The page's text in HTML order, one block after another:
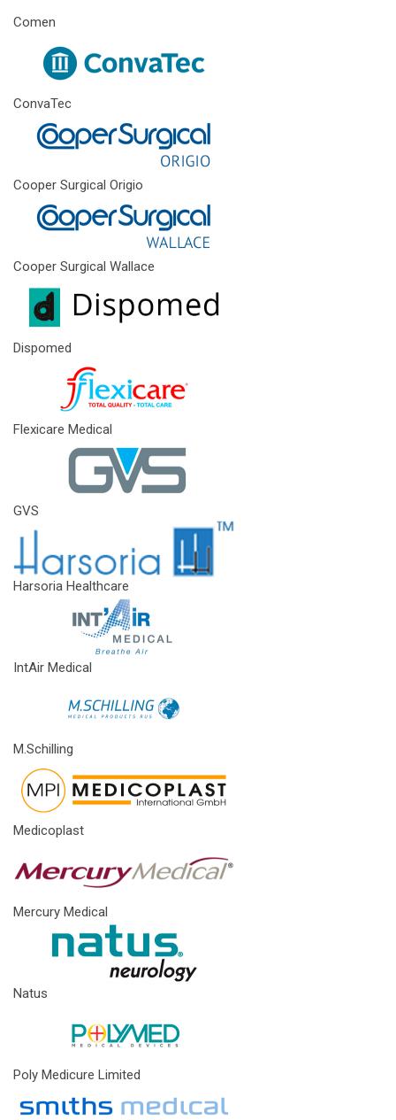
Comen
ConvaTec
Cooper Surgical Origio
Cooper Surgical Wallace
Dispomed
Flexicare Medical
GVS
Harsoria Healthcare
IntAir Medical
M.Schilling
Medicoplast
Mercury Medical
Natus
Poly Medicure Limited